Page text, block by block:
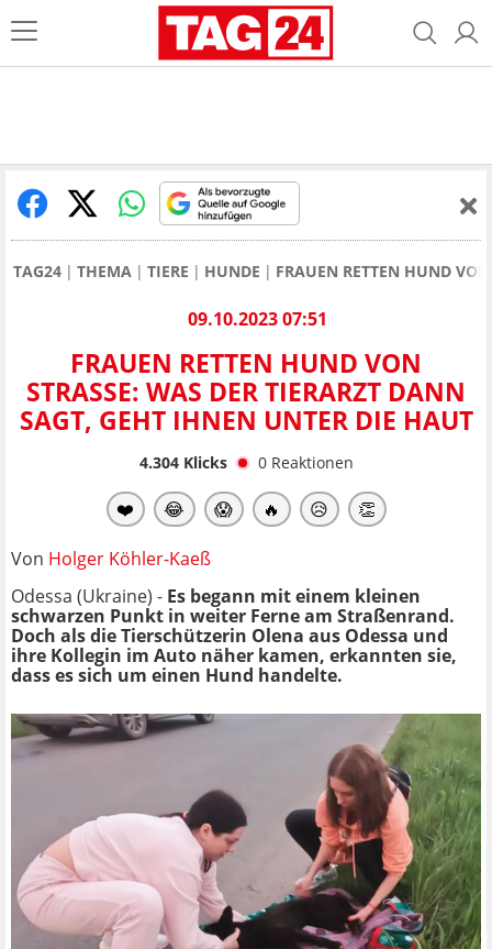
TAG24 THEMA TIERE HUNDE FRAUEN RETTEN HUND
09.10.2023 07:51
FRAUEN RETTEN HUND VON
STRASSE: WAS DER TIERARZT DANN S
AGT, GEHT IHNEN UNTER DIE HAUT
4.304Klicks 0 Reaktionen
❤️ 😂 😱 🔥 😥 👏
Von Holger Köhler-Kaeß
Odessa (Ukraine) - Es begann mit einem kleinen
schwarzen Punkt in weiter Ferne am Straßenrand.
Doch als die Tierschützerin Olena aus Odessa und
ihre Kollegin im Auto näher kamen, erkannten sie,
dass es sich um einen Hund handelte.